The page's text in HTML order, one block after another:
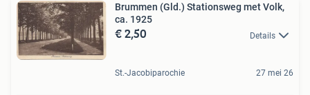
Brummen (Gld.) Stationsweg met Volk,
ca. 1925
€ 2,50 Details
St.-Jacobiparochie 27 mei 26